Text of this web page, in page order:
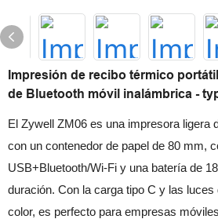
Impresión de recibo térmico
de Bluetooth móvil inalámbrica -
El Zywell ZM06 es una impresora ligera
con un contenedor de papel de 80 mm,
USB+Bluetooth/Wi-Fi y una batería de
duración. Con la carga tipo C y las luces
color, es perfecto para empresas